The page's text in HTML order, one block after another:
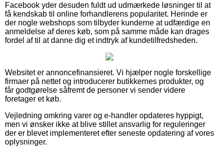
Facebook yder desuden fuldt ud udmærkede løsninger til at
få kendskab til online forhandlerens popularitet. Herinde er
der nogle webshops som tilbyder kunderne at udfærdige en
anmeldelse af deres køb, som på samme måde kan drages
fordel af til at danne dig et indtryk af kundetilfredsheden.
Websitet er annoncefinansieret. Vi hjælper nogle forskellige
firmaer på nettet og introducerer butikkernes produkter, og
får godtgørelse såfremt de personer vi sender videre
foretager et køb.
Vejledning omkring varer og e-handler opdateres hyppigt,
men vi ønsker ikke at blive stillet ansvarlig for reguleringer
der er blevet implementeret efter seneste opdatering af vores
oplysninger.